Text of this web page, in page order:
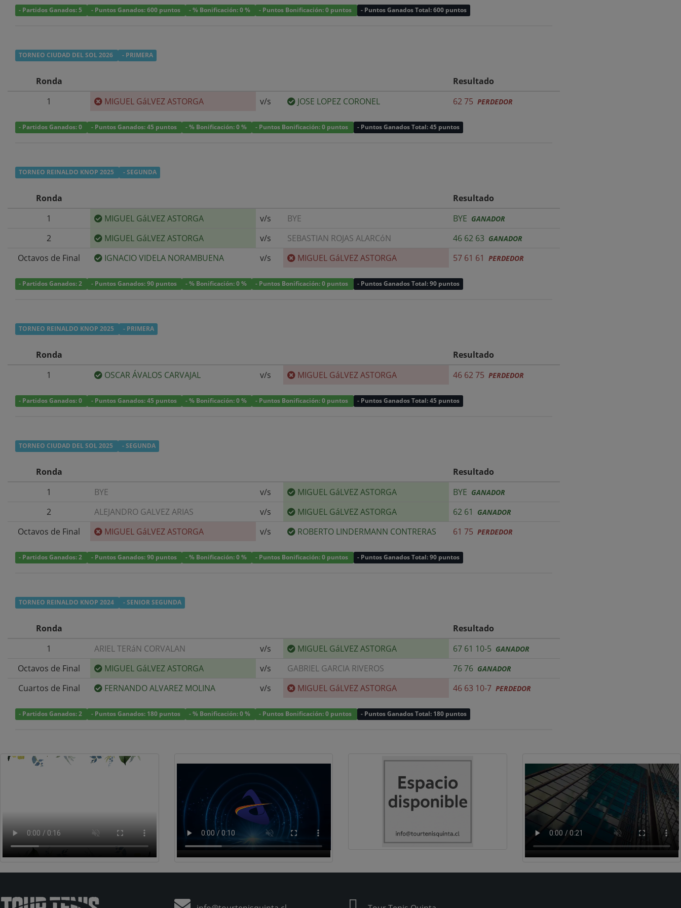
- Partidos Ganados: 5 - Puntos Ganados: 600 puntos - % Bonificación: 0 % - Puntos Bonificación: 0 puntos - Puntos Ganados Total: 600 puntos
TORNEO CIUDAD DEL SOL 2026 - PRIMERA
Ronda
Resultado
1
MIGUEL GáLVEZ ASTORGA v/s JOSE LOPEZ CORONEL 62 75 PERDEDOR
- Partidos Ganados: 0 - Puntos Ganados: 45 puntos - % Bonificación: 0 % - Puntos Bonificación: 0 puntos - Puntos Ganados Total: 45 puntos
TORNEO REINALDO KNOP 2025 - SEGUNDA
Ronda
Resultado
1
MIGUEL GáLVEZ ASTORGA v/s BYE BYE GANADOR
2 MIGUEL GáLVEZ ASTORGA v/s SEBASTIAN ROJAS ALARCóN 46 62 63 GANADOR
Octavos de Final IGNACIO VIDELA NORAMBUENA v/s MIGUEL GáLVEZ ASTORGA 57 61 61 PERDEDOR
- Partidos Ganados: 2 - Puntos Ganados: 90 puntos - % Bonificación: 0 % - Puntos Bonificación: 0 puntos - Puntos Ganados Total: 90 puntos
TORNEO REINALDO KNOP 2025 - PRIMERA
Ronda
Resultado
1
OSCAR ÁVALOS CARVAJAL v/s MIGUEL GáLVEZ ASTORGA 46 62 75 PERDEDOR
- Partidos Ganados: 0 - Puntos Ganados: 45 puntos - % Bonificación: 0 % - Puntos Bonificación: 0 puntos - Puntos Ganados Total: 45 puntos
TORNEO CIUDAD DEL SOL 2025 - SEGUNDA
Ronda
Resultado
1
BYE v/s MIGUEL GáLVEZ ASTORGA BYE GANADOR
2 ALEJANDRO GALVEZ ARIAS v/s MIGUEL GáLVEZ ASTORGA 62 61 GANADOR
Octavos de Final MIGUEL GáLVEZ ASTORGA v/s ROBERTO LINDERMANN CONTRERAS 61 75 PERDEDOR
- Partidos Ganados: 2 - Puntos Ganados: 90 puntos - % Bonificación: 0 % - Puntos Bonificación: 0 puntos - Puntos Ganados Total: 90 puntos
TORNEO REINALDO KNOP 2024 - SENIOR SEGUNDA
Ronda
Resultado
1
ARIEL TERáN CORVALAN v/s MIGUEL GáLVEZ ASTORGA 67 61 10-5 GANADOR
Octavos de Final MIGUEL GáLVEZ ASTORGA v/s GABRIEL GARCIA RIVEROS 76 76 GANADOR
Cuartos de Final FERNANDO ALVAREZ MOLINA v/s MIGUEL GáLVEZ ASTORGA 46 63 10-7 PERDEDOR
- Partidos Ganados: 2 - Puntos Ganados: 180 puntos - % Bonificación: 0 % - Puntos Bonificación: 0 puntos - Puntos Ganados Total: 180 puntos